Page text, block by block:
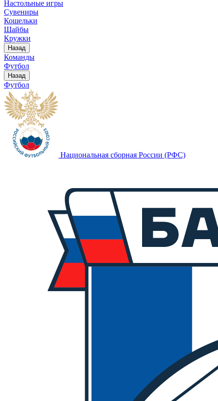
Настольные игры
Сувениры
Кошельки
Шайбы
Кружки
Назад
Команды
Футбол
Назад
Футбол
Национальная сборная России (РФС)